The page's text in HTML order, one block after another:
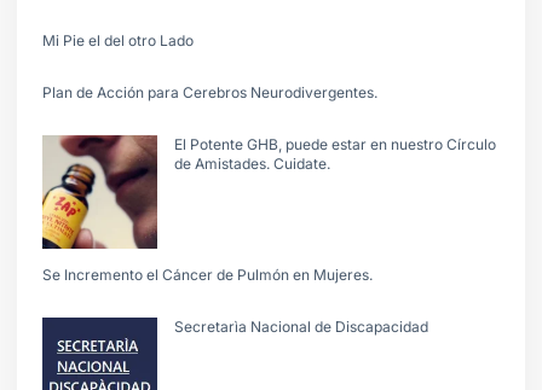
Mi Pie el del otro Lado
Plan de Acción para Cerebros Neurodivergentes.
El Potente GHB, puede estar en nuestro Círculo
de Amistades. Cuidate.
Se Incremento el Cáncer de Pulmón en Mujeres.
Secretarìa Nacional de Discapacidad